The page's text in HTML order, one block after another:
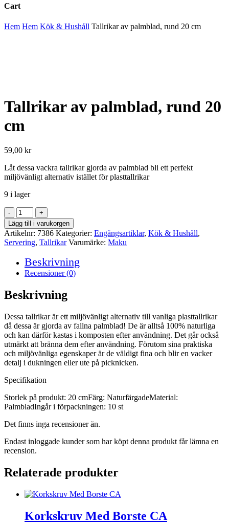
Cart
Close
Hem Hem Kök & Hushåll Tallrikar av palmblad, rund 20 cm
Tallrikar av palmblad, rund 20
cm
59,00 kr
Låt dessa vackra tallrikar gjorda av palmblad bli ett perfekt
miljövänligt alternativ istället för plasttallrikar
9 i lager
Tallrikar
av
palmblad,
rund
20
cm
mängd
Lägg till i varukorgen
Artikelnr: 7386 Kategorier: Engångsartiklar, Kök & Hushåll,
Servering, Tallrikar Varumärke: Maku
Beskrivning
Recensioner (0)
Beskrivning
Dessa tallrikar är ett miljövänligt alternativ till vanliga plasttallrikar
då dessa är gjorda av fallna palmblad! De är alltså 100% naturliga
och kan därför kastas i komposten efter användning. Det går också
utmärkt att bränna dem efter användning. Förutom sina praktiska
och miljövänliga egenskaper är de väldigt fina och blir en vacker
detalj i dukningen eller ute på picknicken.
Specifikation
Storlek på produkt: 20 cmFärg: NaturfärgadeMaterial:
PalmbladIngår i förpackningen: 10 st
Det finns inga recensioner än.
Endast inloggade kunder som har köpt denna produkt får lämna en
recension.
Relaterade produkter
Korkskruv Med Borste CA